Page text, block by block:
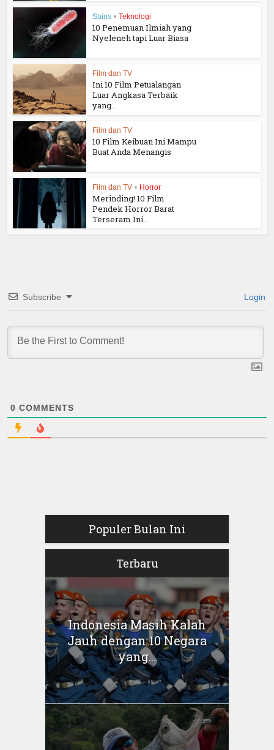
Sains • Teknologi
10 Penemuan Ilmiah yang
Nyeleneh tapi Luar Biasa
Film dan TV
Ini 10 Film Petualangan
Luar Angkasa Terbaik
yang...
Film dan TV
10 Film Keibuan Ini Mampu
Buat Anda Menangis
Film dan TV • Horror
Merinding! 10 Film
Pendek Horror Barat
Terseram Ini...
Subscribe Login
0 COMMENTS
Populer Bulan Ini
Terbaru
Indonesia Masih Kalah
Jauh dengan 10 Negara
yang...